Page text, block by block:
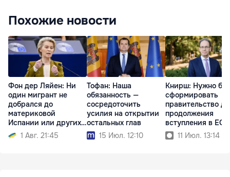
Похожие новости
Фон дер Ляйен: Ни
один мигрант не
добрался до
материковой
Испании или других
стран ЕС
1 Авг. 21:45
Тофан: Наша
обязанность —
сосредоточить
усилия на открытии
остальных глав
15 Июл. 12:10
Книрш: Нужно
сформировать
правительство
продолжения
вступления в ЕС
11 Июл. 13:14